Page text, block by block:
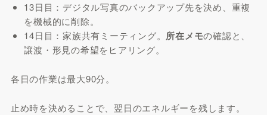
13日目：デジタル写真のバックアップ先を決め、重複
を機械的に削除。
14日目：家族共有ミーティング。 所在メモの確認と、
譲渡・形見の希望をヒアリング。
各日の作業は最大90分。
止め時を決めることで、翌日のエネルギーを残します。